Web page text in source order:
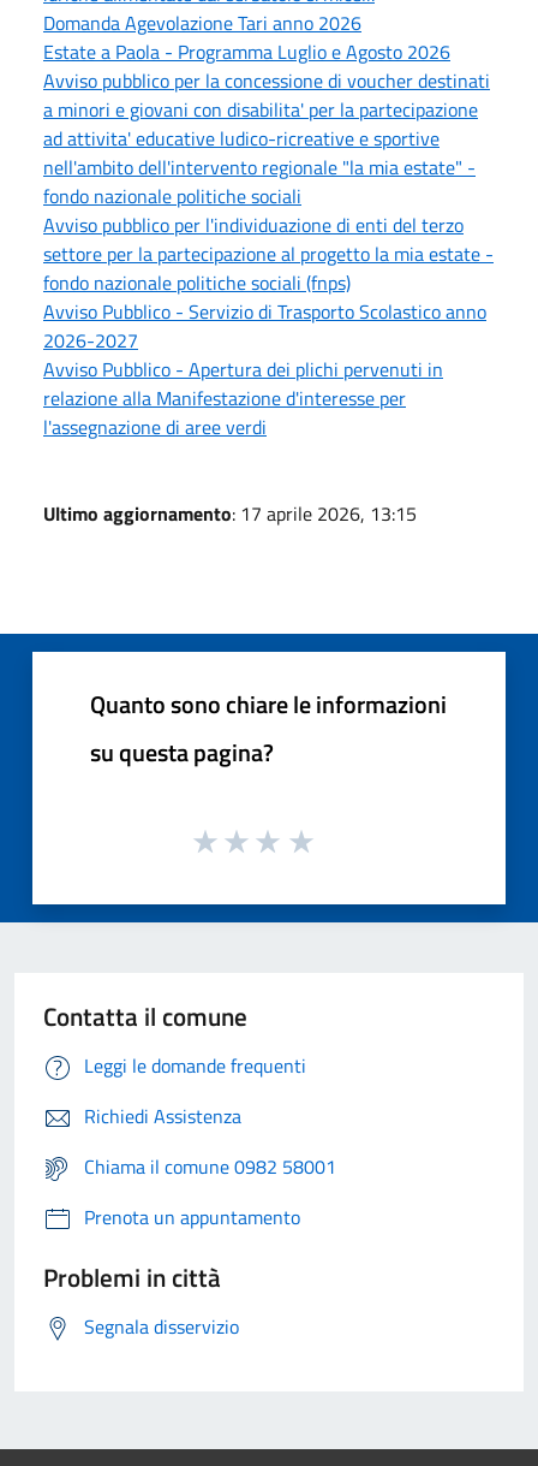
Domanda Agevolazione Tari anno 2026
Estate a Paola - Programma Luglio e Agosto 2026
Avviso pubblico per la concessione di voucher destinati
a minori e giovani con disabilita' per la partecipazione
ad attivita' educative ludico-ricreative e sportive
nell'ambito dell'intervento regionale "la mia estate" -
fondo nazionale politiche sociali
Avviso pubblico per l'individuazione di enti del terzo
settore per la partecipazione al progetto la mia estate -
fondo nazionale politiche sociali (fnps)
Avviso Pubblico - Servizio di Trasporto Scolastico anno
2026-2027
Avviso Pubblico - Apertura dei plichi pervenuti in
relazione alla Manifestazione d'interesse per
l'assegnazione di aree verdi
Ultimo aggiornamento: 17 aprile 2026, 13:15
Quanto sono chiare le informazioni
su questa pagina?
Contatta il comune
Leggi le domande frequenti
Richiedi Assistenza
Chiama il comune 0982 58001
Prenota un appuntamento
Problemi in città
Segnala disservizio